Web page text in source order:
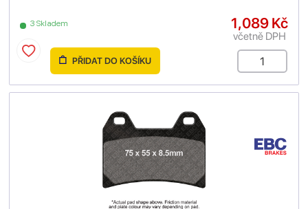
3 Skladem 1,089 Kč
včetně DPH
PŘIDAT DO KOŠÍKU